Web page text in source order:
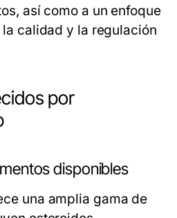
así como a un enfoque
calidad y la regulación
por
disponibles
una amplia gama de